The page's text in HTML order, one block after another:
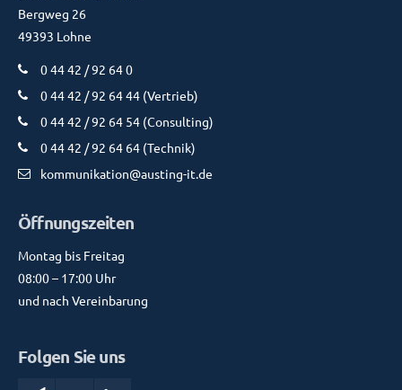
Bergweg 26
49393 Lohne
0 44 42 / 92 64 0
0 44 42 / 92 64 44 (Vertrieb)
0 44 42 / 92 64 54 (Consulting)
0 44 42 / 92 64 64 (Technik)
kommunikation@austing-it.de
Öffnungszeiten
Montag bis Freitag
08:00 – 17:00 Uhr
und nach Vereinbarung
Folgen Sie uns